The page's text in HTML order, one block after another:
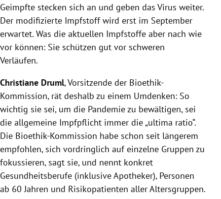
Geimpfte stecken sich an und geben das Virus weiter.
Der modifizierte Impfstoff wird erst im September
erwartet. Was die aktuellen Impfstoffe aber nach wie
vor können: Sie schützen gut vor schweren
Verläufen.
Christiane Druml, Vorsitzende der Bioethik-
Kommission, rät deshalb zu einem Umdenken: So
wichtig sie sei, um die Pandemie zu bewältigen, sei
die allgemeine Impfpflicht immer die „ultima ratio“.
Die Bioethik-Kommission habe schon seit längerem
empfohlen, sich vordringlich auf einzelne Gruppen zu
fokussieren, sagt sie, und nennt konkret
Gesundheitsberufe (inklusive Apotheker), Personen
ab 60 Jahren und Risikopatienten aller Altersgruppen.